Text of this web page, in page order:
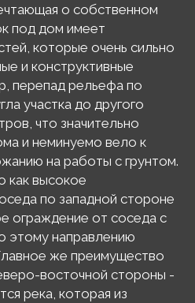
о собственном
под дом имеет
которые очень сильно
и конструктивные
перепад рельефа по
участка до другого
что значительно
и неминуемо вело к
на работы с грунтом.
как высокое
по западной стороне
ограждение от соседа с
этому направлению
же преимущество
восточной стороны -
река, которая из